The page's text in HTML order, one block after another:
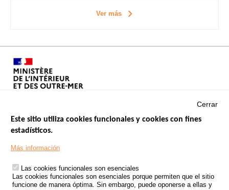
Ver más
Footer
TRATAMIENTO DE DATOS PERSONALES PROCEDENTES DE
ACCIDENTES DE TRÁFICO
Cerrar
Este sitio utiliza cookies funcionales y cookies con fines
estadísticos.
Más información
Las cookies funcionales son esenciales
Las cookies funcionales son esenciales porque permiten que el sitio
funcione de manera óptima. Sin embargo, puede oponerse a ellas y